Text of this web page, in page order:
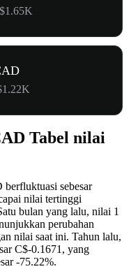
Tabel nilai
sebesar
nilai tertinggi
bulan yang lalu, nilai 1
perubahan
nilai saat ini. Tahun lalu,
C$-0.1671, yang
-75.22%.